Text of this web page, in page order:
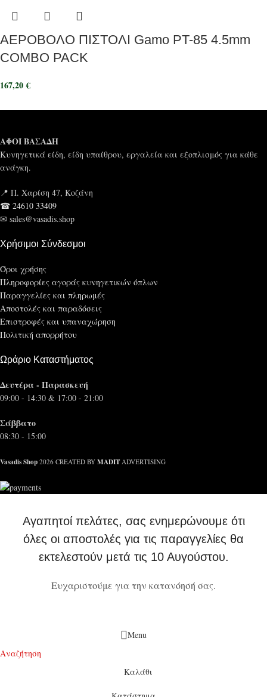
ΑΕΡΟΒΟΛΟ ΠΙΣΤΟΛΙ Gamo PT-85 4.5mm
COMBO PACK
167,20€
ΑΦΟΙ ΒΑΣΑΔΗ
Κυνηγετικά είδη, είδη υπαίθρου, εργαλεία και εξοπλισμός για κάθε
ανάγκη.
📍 Π. Χαρίση 47, Κοζάνη
☎ 24610 33409
✉ sales@vasadis.shop
Χρήσιμοι Σύνδεσμοι
Όροι χρήσης
Πληροφορίες αγοράς κυνηγετικών όπλων
Παραγγελίες και πληρωμές
Αποστολές και παραδόσεις
Επιστροφές και υπαναχώρηση
Πολιτική απορρήτου
Ωράριο Καταστήματος
Δευτέρα - Παρασκευή
09:00 - 14:30 & 17:00 - 21:00
Σάββατο
08:30 - 15:00
Vasadis Shop 2026 CREATED BY MADIT ADVERTISING
Αγαπητοί πελάτες, σας ενημερώνουμε ότι
όλες οι αποστολές για τις παραγγελίες θα
εκτελεστούν μετά τις 10 Αυγούστου.
Ευχαριστούμε για την κατανόησή σας.
Menu
Αναζήτηση
Καλάθι